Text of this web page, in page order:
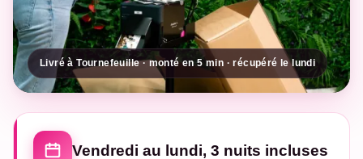
Livré à Tournefeuille · monté en 5 min · récupéré le lundi
Vendredi au lundi, 3 nuits incluses